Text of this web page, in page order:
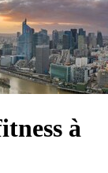
à